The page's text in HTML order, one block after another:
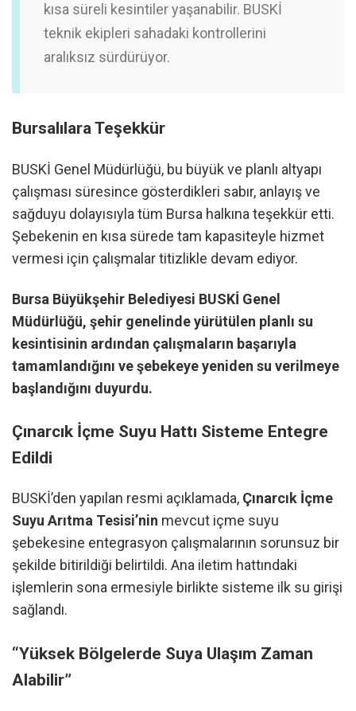
kısa süreli kesintiler yaşanabilir. BUSKİ
teknik ekipleri sahadaki kontrollerini
aralıksız sürdürüyor.
Bursalılara Teşekkür
BUSKİ Genel Müdürlüğü, bu büyük ve planlı altyapı
çalışması süresince gösterdikleri sabır, anlayış ve
sağduyu dolayısıyla tüm Bursa halkına teşekkür etti.
Şebekenin en kısa sürede tam kapasiteyle hizmet
vermesi için çalışmalar titizlikle devam ediyor.
Bursa Büyükşehir Belediyesi BUSKİ Genel
Müdürlüğü, şehir genelinde yürütülen planlı su
kesintisinin ardından çalışmaların başarıyla
tamamlandığını ve şebekeye yeniden su verilmeye
başlandığını duyurdu.
Çınarcık İçme Suyu Hattı Sisteme Entegre
Edildi
BUSKİ’den yapılan resmi açıklamada, Çınarcık İçme
Suyu Arıtma Tesisi’nin mevcut içme suyu
şebekesine entegrasyon çalışmalarının sorunsuz bir
şekilde bitirildiği belirtildi. Ana iletim hattındaki
işlemlerin sona ermesiyle birlikte sisteme ilk su girişi
sağlandı.
“Yüksek Bölgelerde Suya Ulaşım Zaman
Alabilir”